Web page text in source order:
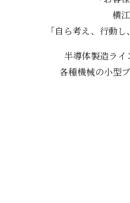
横
「自ら考え、行動
半導体製造ライ
各種機械の小型